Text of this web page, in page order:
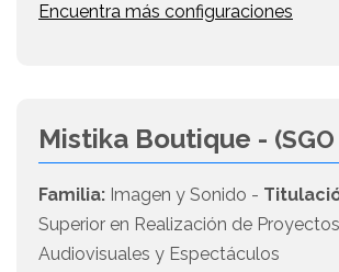
Encuentra más configuraciones
Mistika Boutique -
Familia: Imagen y Sonido -
Superior en Realización de Proyectos
Audiovisuales y Espectáculos